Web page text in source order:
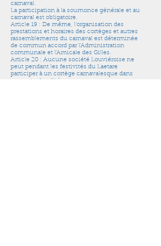
carnaval.
La participation à la soumonce générale et au
carnaval est obligatoire.
Article 19 : De même, l’organisation des
prestations et horaires des cortèges et autres
rassemblements du carnaval est déterminée
de commun accord par l’Administration
communale et l’Amicale des Gilles.
Article 20 : Aucune société Louviéroise ne
peut pendant les festivités du Laetare
participer à un cortège carnavalesque dans
une autre localité.